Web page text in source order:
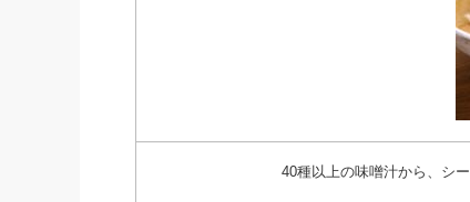
40種以上の味噌汁から、シ